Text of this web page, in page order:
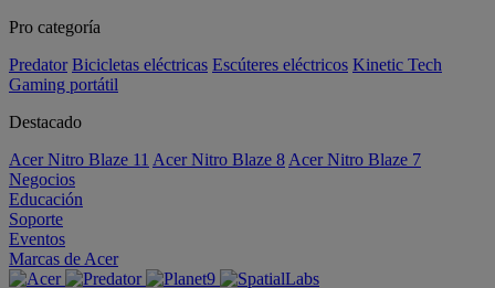
Pro categoría
Predator Bicicletas eléctricas Escúteres eléctricos Kinetic Tech
Gaming portátil
Destacado
Acer Nitro Blaze 11 Acer Nitro Blaze 8 Acer Nitro Blaze 7
Negocios
Educación
Soporte
Eventos
Marcas de Acer